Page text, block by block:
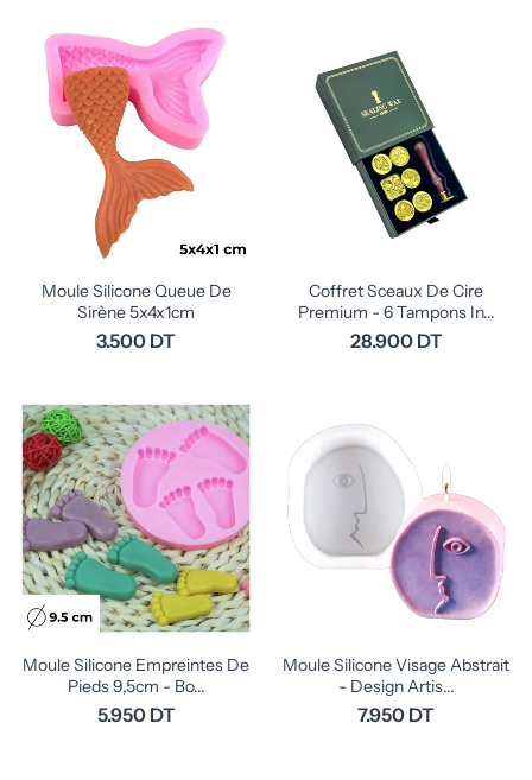
Moule Silicone Queue De
Sirène 5x4x1cm
3.500 DT
Coffret Sceaux De Cire
Premium - 6 Tampons In...
28.900 DT
Moule Silicone Empreintes De
Pieds 9,5cm - Bo...
5.950 DT
Moule Silicone Visage Abstrait
- Design Artis...
7.950 DT